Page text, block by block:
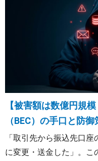
【被害額は数億円規
（BEC）の手口と防御
「取引先から振込先口
に変更・送金した」。こ